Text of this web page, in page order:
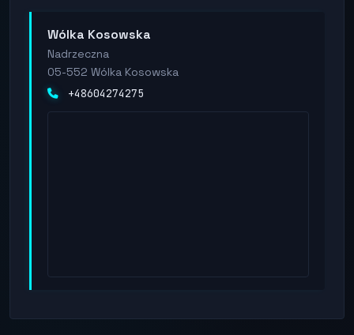
Wólka Kosowska
Nadrzeczna
05-552 Wólka Kosowska
+48604274275